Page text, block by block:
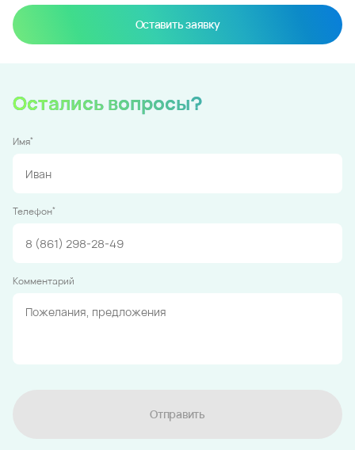
Оставить заявку
Остались вопросы?
Имя*
Телефон*
Комментарий
Отправить